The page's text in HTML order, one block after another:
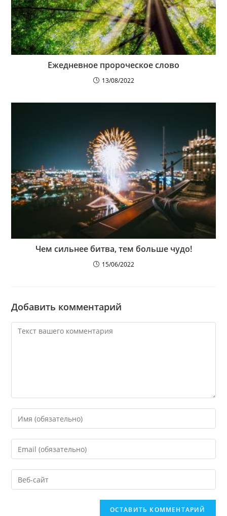
Ежедневное пророческое слово
13/08/2022
Чем сильнее битва, тем больше чудо!
15/06/2022
Добавить комментарий